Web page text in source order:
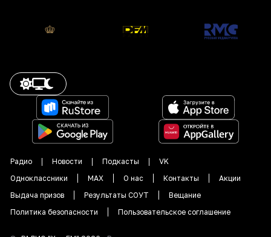
Радио Новости Подкасты
VK
Одноклассники
MAX О нас Контакты
Акции
Выдача призов
Результаты СОУТ
Вещание
Политика безопасности
Пользовательское соглашение